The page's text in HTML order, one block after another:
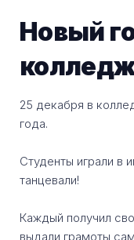
Новый
25 декабря в
года.
Студенты играли в
танцевали!
Каждый получил
выдали грамоты